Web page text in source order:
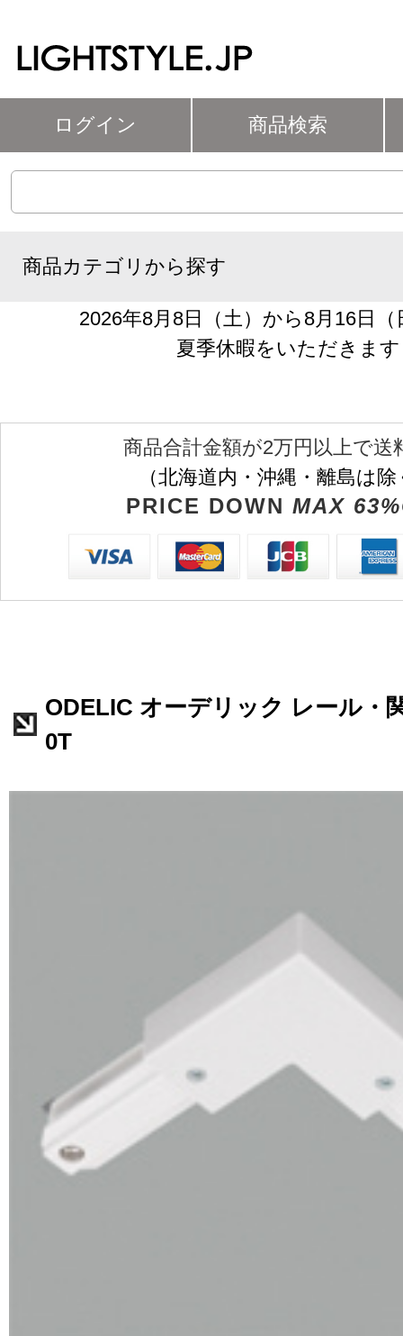
ログイン 商品検索
商品カテゴリから探す
2026年8月8日（土）から8月16日
夏季休暇をいただきます
商品合計金額が2万円以上で送
（北海道内・沖縄・離島は
PRICE DOWN MAX
ODELIC オーデリック レール・
0T